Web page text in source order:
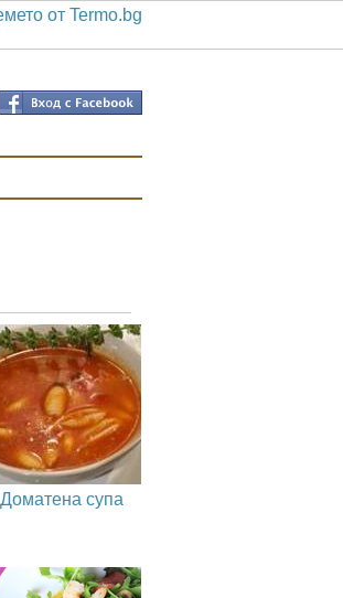
от Termo.bg
Доматена супа